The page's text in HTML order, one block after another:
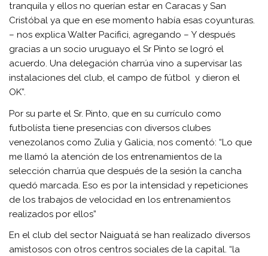
tranquila y ellos no querían estar en Caracas y San
Cristóbal ya que en ese momento había esas coyunturas.
– nos explica Walter Pacifici, agregando – Y después
gracias a un socio uruguayo el Sr Pinto se logró el
acuerdo. Una delegación charrúa vino a supervisar las
instalaciones del club, el campo de fútbol y dieron el
OK”.
Por su parte el Sr. Pinto, que en su currículo como
futbolísta tiene presencias con diversos clubes
venezolanos como Zulia y Galicia, nos comentó: “Lo que
me llamó la atención de los entrenamientos de la
selección charrúa que después de la sesión la cancha
quedó marcada. Eso es por la intensidad y repeticiones
de los trabajos de velocidad en los entrenamientos
realizados por ellos”
En el club del sector Naiguatá se han realizado diversos
amistosos con otros centros sociales de la capital. “la